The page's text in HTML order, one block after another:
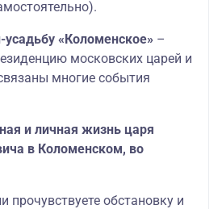
усадьбу «Коломенское» –
московских царей и
многие события
и личная жизнь царя
в Коломенском, во
прочувствуете обстановку и